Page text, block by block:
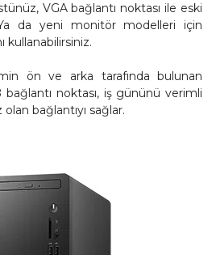
VGA bağlantı noktası ile eski
da yeni monitör modelleri için
kullanabilirsiniz.
ön ve arka tarafında bulunan
noktası, iş gününü verimli
bağlantıyı sağlar.